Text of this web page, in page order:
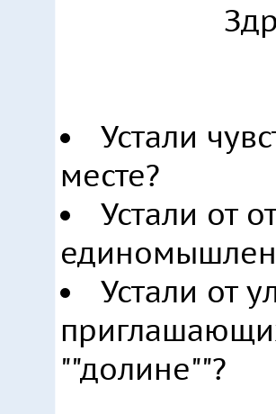
Устали
месте?
Устали от
Устали от
""долине""?